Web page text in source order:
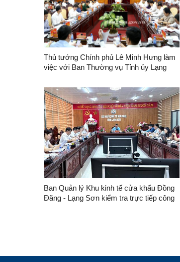
Thủ tướng Chính phủ Lê Minh Hưng làm
việc với Ban Thường vụ Tỉnh ủy Lạng
Ban Quản lý Khu kinh tế cửa khẩu Đồng
Đăng - Lạng Sơn kiểm tra trực tiếp công